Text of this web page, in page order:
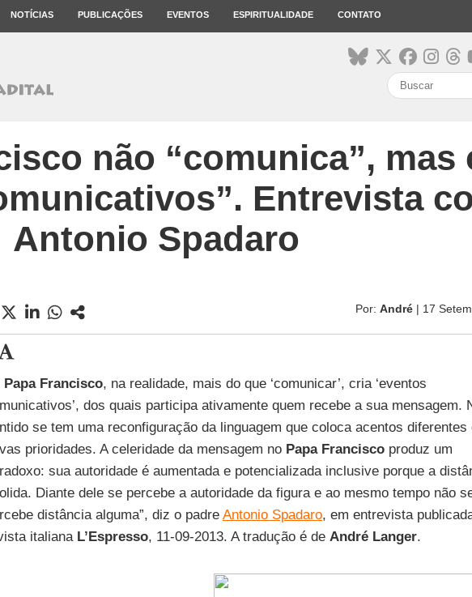
NOTÍCIAS PUBLICAÇÕES EVENTOS ESPIRITUALIDADE CONTATO
não “comunica”, mas
Entrevista
Antonio Spadaro
Por: André| 17
Papa Francisco, na realidade, mais do que ‘comunicar’, cria ‘eventos
dos quais participa ativamente quem recebe a sua mensagem.
se tem uma reconfiguração da linguagem que coloca acentos diferentes
prioridades. A celeridade da mensagem no Papa Franciscoproduz um
sua autoridade é aumentada e potencializada inclusive porque a
Diante dele se percebe a autoridade da figura e ao mesmo tempo não
distância alguma”, diz o padre Antonio Spadaro, em entrevista
italiana L’Espresso, 11-09-2013. A tradução é de André Langer.